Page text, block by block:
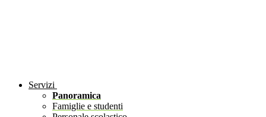
Servizi
Panoramica
Famiglie e studenti